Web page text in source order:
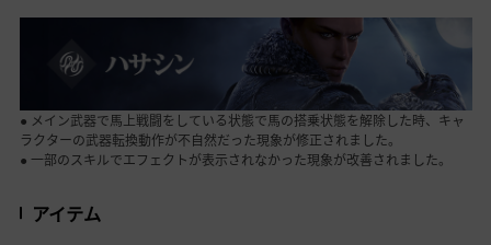
● メイン武器で馬上戦闘をしている状態で馬の搭乗状態を解除した時、キャ
ラクターの武器転換動作が不自然だった現象が修正されました。
● 一部のスキルでエフェクトが表示されなかった現象が改善されました。
アイテム